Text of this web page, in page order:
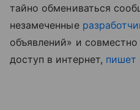
тайно обмениваться
незамеченные
объявлений» и
доступ в интернет, пишет